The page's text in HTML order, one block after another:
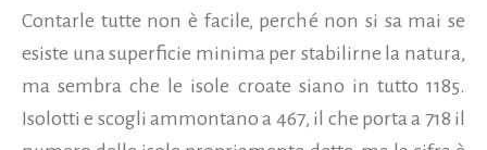
Contarle tutte non è facile, perché non si sa mai se
esiste una superficie minima per stabilirne la natura,
ma sembra che le isole croate siano in tutto 1185.
Isolotti e scogli ammontano a 467, il che porta a 718 il